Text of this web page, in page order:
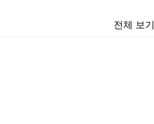
전체 보기